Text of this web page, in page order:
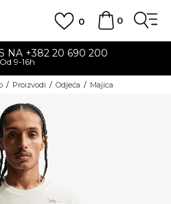
0
0
NA +382 20 690 200
Od 9-16h
Proizvodi Odjeća Majica